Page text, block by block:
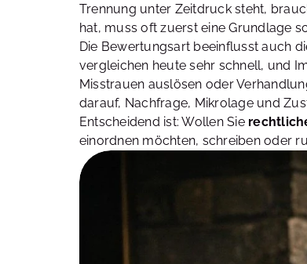
Trennung unter Zeitdruck steht,
hat, muss oft zuerst eine Grundlage
Die Bewertungsart beeinflusst auch
vergleichen heute sehr schnell, und
Misstrauen auslösen oder
darauf, Nachfrage, Mikrolage und
Entscheidend ist: Wollen Sie
einordnen möchten, schreiben oder